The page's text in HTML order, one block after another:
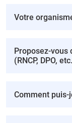
Votre
Proposez-
(RNCP, DPO,
Comment puis-